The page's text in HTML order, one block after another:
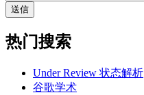
热门搜索
Under Review 状态解析
谷歌学术